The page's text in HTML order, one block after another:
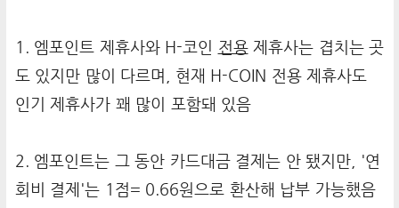
1. 엠포인트 제휴사와 H-코인 전용제휴사는 겹치는 곳
도 있지만 많이 다르며, 현재 H-COIN 전용 제휴사도
인기 제휴사가 꽤 많이 포함돼 있음
2. 엠포인트는 그 동안 카드대금 결제는 안 됐지만, '연
회비 결제'는 1점= 0.66원으로 환산해 납부 가능했음